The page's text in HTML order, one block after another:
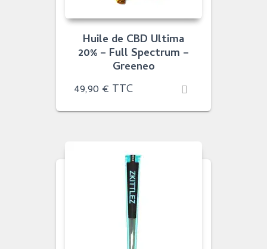
Huile de CBD Ultima
20% – Full Spectrum –
Greeneo
49,90 € TTC